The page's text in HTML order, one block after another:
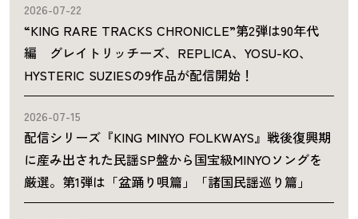
2026-07-22
“KING RARE TRACKS CHRONICLE”第2弾は90年代
編 グレイトリッチーズ、REPLICA、YOSU-KO、
HYSTERIC SUZIESの9作品が配信開始！
2026-07-15
配信シリーズ『KING MINYO FOLKWAYS』戦後復興期
に産み出された民謡SP盤から国宝級MINYOソングを
厳選。第1弾は「盆踊り唄篇」「諸国民謡巡り篇」